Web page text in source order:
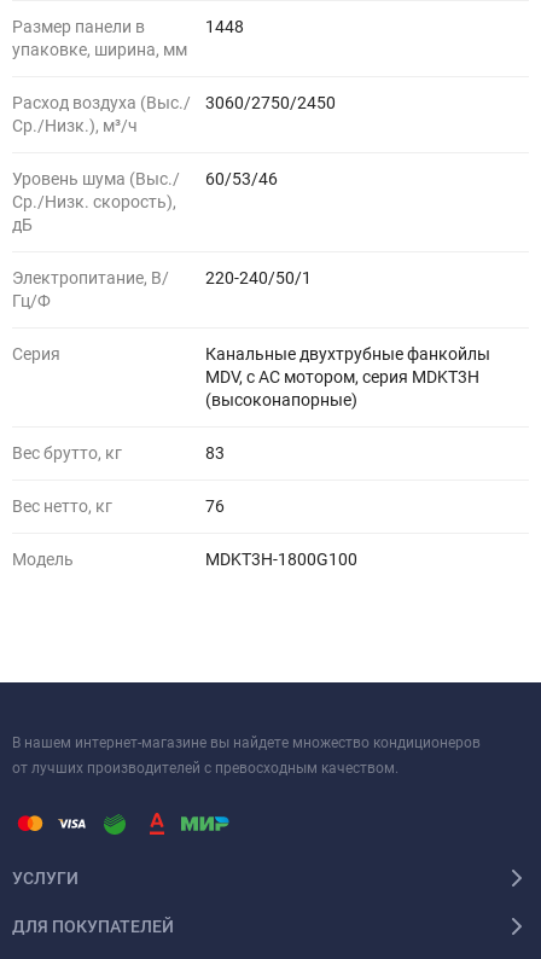
Размер панели в
упаковке, ширина, мм
1448
Расход воздуха (Выс./
Ср./Низк.), м³/ч
3060/2750/2450
Уровень шума (Выс./
Ср./Низк. скорость),
дБ
60/53/46
Электропитание, В/
Гц/Ф
220-240/50/1
Серия
Канальные двухтрубные фанкойлы
MDV, с АС мотором, серия MDKT3H
(высоконапорные)
Вес брутто, кг 83
Вес нетто, кг 76
Модель MDKT3H-1800G100
В нашем интернет-магазине вы найдете множество кондиционеров
от лучших производителей с превосходным качеством.
УСЛУГИ
ДЛЯ ПОКУПАТЕЛЕЙ